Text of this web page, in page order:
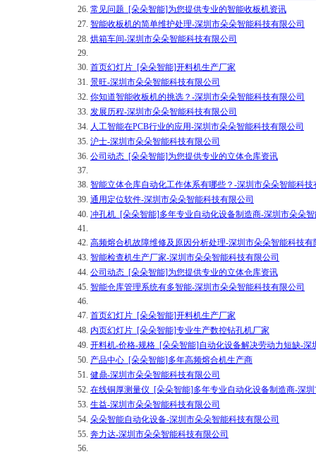
26. 常见问题_[朵朵智能]为您提供专业的智能收板机资讯
27. 智能收板机的简单维护处理-深圳市朵朵智能科技有限公司
28. 烘箱车间-深圳市朵朵智能科技有限公司
29.
30. 首页幻灯片_[朵朵智能]开料机生产厂家
31. 景旺-深圳市朵朵智能科技有限公司
32. 你知道智能收板机的挑选？-深圳市朵朵智能科技有限公司
33. 发展历程-深圳市朵朵智能科技有限公司
34. 人工智能在PCB行业的应用-深圳市朵朵智能科技有限公司
35. 沪士-深圳市朵朵智能科技有限公司
36. 公司动态_[朵朵智能]为您提供专业的立体仓库资讯
37.
38. 智能立体仓库自动化工作体系有哪些？-深圳市朵朵智能科技
39. 通用定位软件-深圳市朵朵智能科技有限公司
40. 冲孔机_[朵朵智能]多年专业自动化设备制造商-深圳市朵朵
41.
42. 高频熔合机故障维修及原因分析处理-深圳市朵朵智能科技有
43. 智能检查机生产厂家-深圳市朵朵智能科技有限公司
44. 公司动态_[朵朵智能]为您提供专业的立体仓库资讯
45. 智能仓库管理系统有多智能-深圳市朵朵智能科技有限公司
46.
47. 首页幻灯片_[朵朵智能]开料机生产厂家
48. 内页幻灯片_[朵朵智能]专业生产数控钻孔机厂家
49. 开料机-价格-规格_[朵朵智能]自动化设备解决劳动力短缺-深
50. 产品中心_[朵朵智能]多年高频熔合机生产商
51. 健鼎-深圳市朵朵智能科技有限公司
52. 在线铜厚测量仪_[朵朵智能]多年专业自动化设备制造商-深
53. 生益-深圳市朵朵智能科技有限公司
54. 朵朵智能自动化设备-深圳市朵朵智能科技有限公司
55. 奔力达-深圳市朵朵智能科技有限公司
56.